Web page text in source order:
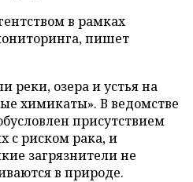
в рамках
пишет
реки, озера и устья на
химикаты». В ведомстве
присутствием
с риском рака, и
загрязнители не
в природе.